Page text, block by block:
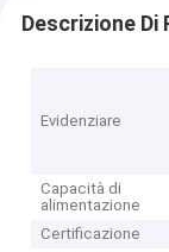
Descrizione Di
Evidenziare
Capacità di
alimentazione
Certificazione